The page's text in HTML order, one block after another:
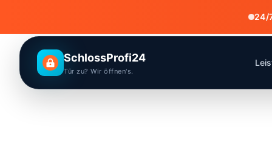
24/
SchlossProfi24
Tür zu? Wir öffnen's.